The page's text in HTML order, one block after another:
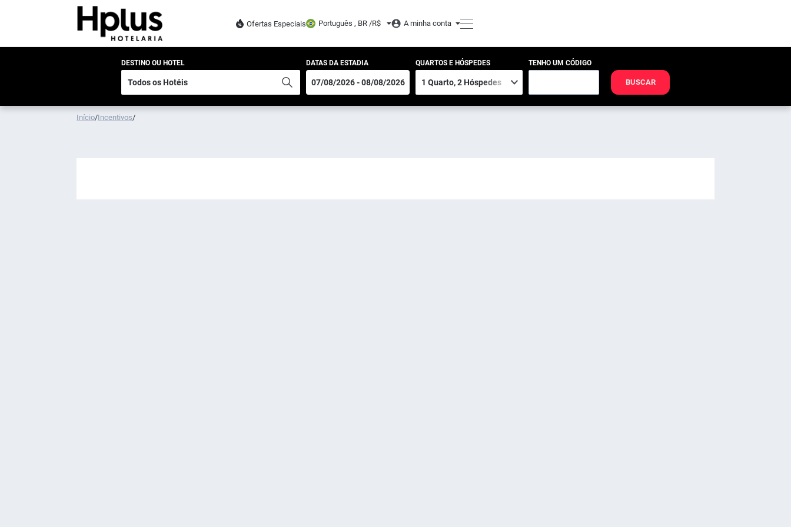
Ofertas Especiais Português , BR /R$ A minha conta
DESTINO OU HOTEL DATAS DA ESTADIA QUARTOS E HÓSPEDES TENHO UM CÓDIGO
BUSCAR
Início/Incentivos/